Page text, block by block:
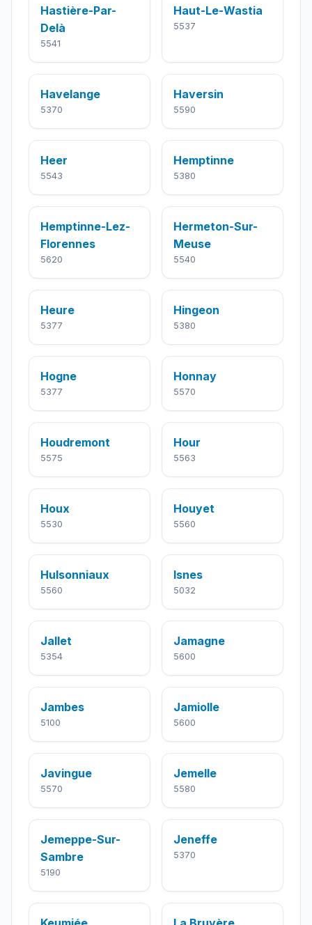
Hastière-Par-
Delà
5541
Haut-Le-Wastia
5537
Havelange
5370
Haversin
5590
Heer
5543
Hemptinne
5380
Hemptinne-Lez-
Florennes
5620
Hermeton-Sur-
Meuse
5540
Heure
5377
Hingeon
5380
Hogne
5377
Honnay
5570
Houdremont
5575
Hour
5563
Houx
5530
Houyet
5560
Hulsonniaux
5560
Isnes
5032
Jallet
5354
Jamagne
5600
Jambes
5100
Jamiolle
5600
Javingue
5570
Jemelle
5580
Jemeppe-Sur-
Sambre
5190
Jeneffe
5370